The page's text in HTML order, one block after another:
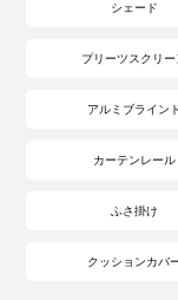
シェード
プリーツスクリー
アルミブライン
カーテンレール
ふさ掛け
クッションカバ